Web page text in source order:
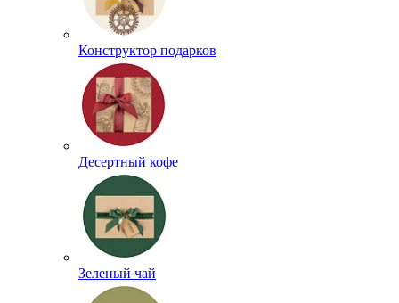
Конструктор подарков
Десертный кофе
Зеленый чай